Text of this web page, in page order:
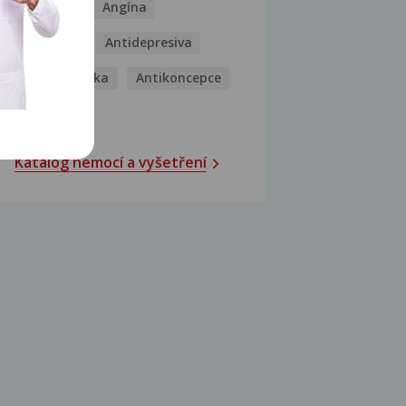
Analgetika Angína
Antibiotika Antidepresiva
Antihistaminika Antikoncepce
Antivirotika
Katalog nemocí a vyšetření